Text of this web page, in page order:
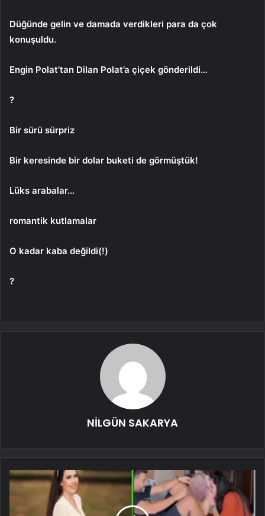
Düğünde gelin ve damada verdikleri para da çok
konuşuldu.
Engin Polat’tan Dilan Polat’a çiçek gönderildi…
?
Bir sürü sürpriz
Bir keresinde bir dolar buketi de görmüştük!
Lüks arabalar…
romantik kutlamalar
O kadar kaba değildi(!)
?
NİLGÜN SAKARYA